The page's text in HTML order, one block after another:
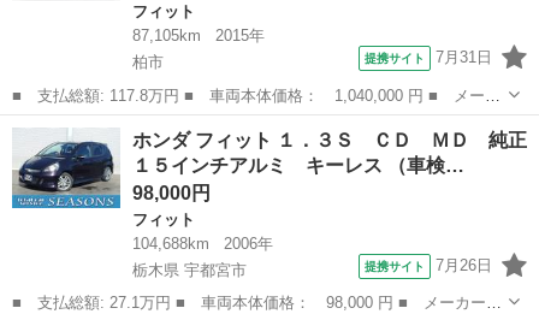
フィット
87,105km
2015年
柏市
提携サイト 7月31日
■ 支払総額: 117.8万円 ■ 車両本体価格： 1,040,000 円 ■ メーカ
ー名： ホンダ ■ 車種名： フィット ■ グレード名： ＲＳ 純
正フルセグナビ Ｂｌｕｅｔｏｏｔｈ ＥＴＣ バックカメラ スマ
ートキー...
千葉 柏市 フィット
ホンダ フィット １．３Ｓ ＣＤ ＭＤ 純正
１５インチアルミ キーレス （車検…
98,000円
フィット
104,688km
2006年
栃木県 宇都宮市
提携サイト 7月26日
■ 支払総額: 27.1万円 ■ 車両本体価格： 98,000 円 ■ メーカー